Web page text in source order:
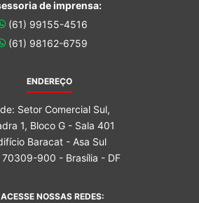
de imprensa:
(61) 99155-4516
(61) 98162-6759
ENDEREÇO
Setor Comercial Sul,
1, Bloco G - Sala 401
Baracat - Asa Sul
70309-900 - Brasília - DF
ACESSE NOSSAS REDES: